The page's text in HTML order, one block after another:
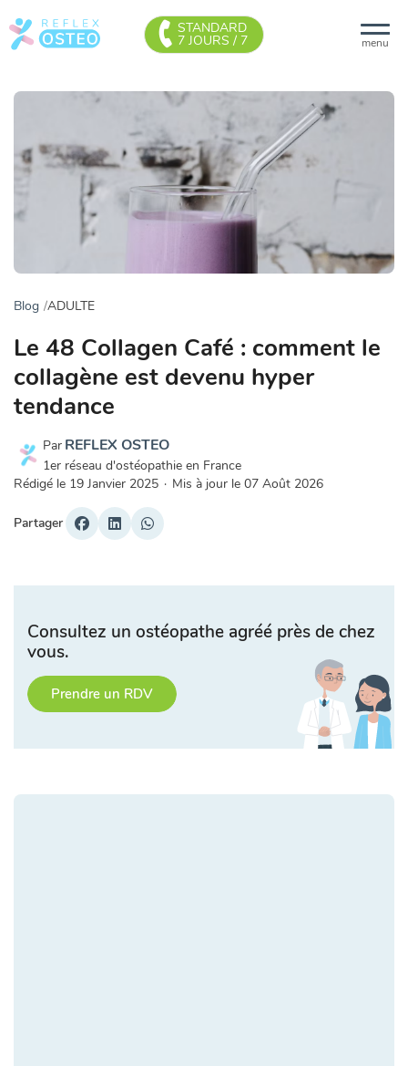
menu
STANDARD
7 JOURS / 7
Blog ADULTE
Le 48 Collagen Café : comment le
collagène est devenu hyper
tendance
Par REFLEX OSTEO
1er réseau d'ostéopathie en France
Rédigé le 19 Janvier 2025 · Mis à jour le 07 Août 2026
Partager
Consultez un ostéopathe agréé près de chez
vous.
Prendre un RDV